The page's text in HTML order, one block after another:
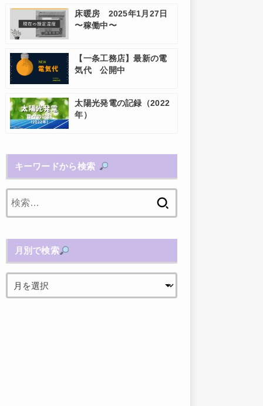
床暖房 2025年1月27日
〜稼働中〜
【一条工務店】最新の電
気代 公開中
太陽光発電の記録（2022
年）
キーワードから検索
月別で検索